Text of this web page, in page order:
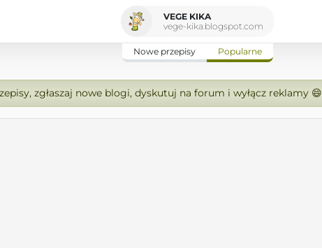
VEGE KIKA
vege-kika.blogspot.com
Nowe przepisy Popularne
zgłaszaj nowe blogi, dyskutuj na forum i wyłącz reklamy 😄